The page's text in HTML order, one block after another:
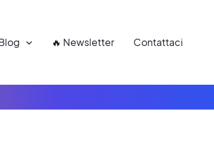
🔥 Newsletter Contattaci